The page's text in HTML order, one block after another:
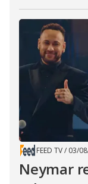
FEED TV/ 03/
Neymar